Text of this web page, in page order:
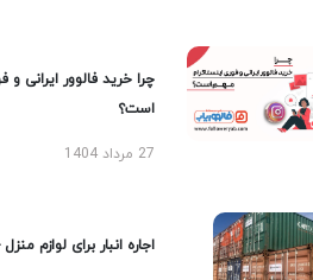
چرا خرید فالوور ایرانی و
است؟
27 مرداد 1404
اجاره انبار برای لوازم منزل